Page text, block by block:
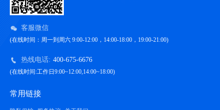
客服微信
(在线时间：周一到周六 9:00-12:00，14:00-18:00，19:00-21:00)
热线电话: 400-675-6676
(在线时间:工作日9:00~12:00,14:00~18:00)
常用链接